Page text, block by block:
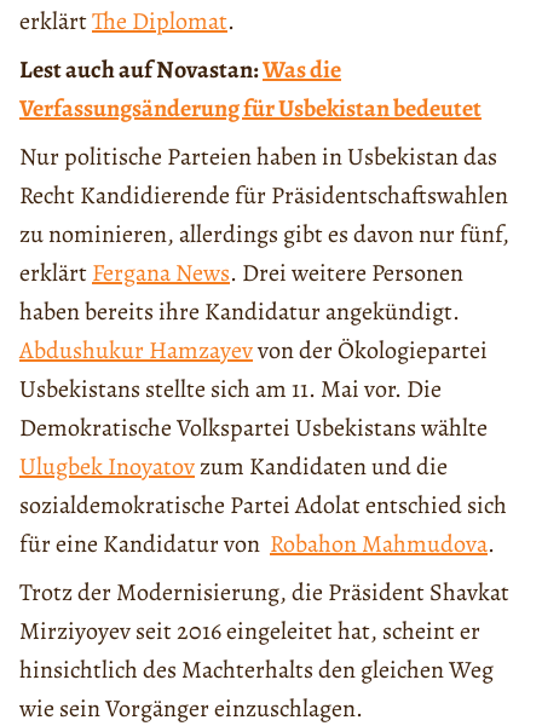
erklärtThe Diplomat.
Lest auch auf Novastan:Was die
Verfassungsänderung für Usbekistan bedeutet
Nur politische Parteien haben in Usbekistan das
Recht Kandidierende für Präsidentschaftswahlen
zu nominieren, allerdings gibt es davon nur fünf,
erklärtFergana News. Drei weitere Personen
haben bereits ihre Kandidatur angekündigt.
Abdushukur Hamzayevvon der Ökologiepartei
Usbekistans stellte sich am 11. Mai vor. Die
Demokratische Volkspartei Usbekistans wählte
Ulugbek Inoyatovzum Kandidaten und die
sozialdemokratische Partei Adolat entschied sich
für eine Kandidatur von Robahon Mahmudova.
Trotz der Modernisierung, die Präsident Shavkat
Mirziyoyev seit 2016 eingeleitet hat, scheint er
hinsichtlich des Machterhalts den gleichen Weg
wie sein Vorgänger einzuschlagen.